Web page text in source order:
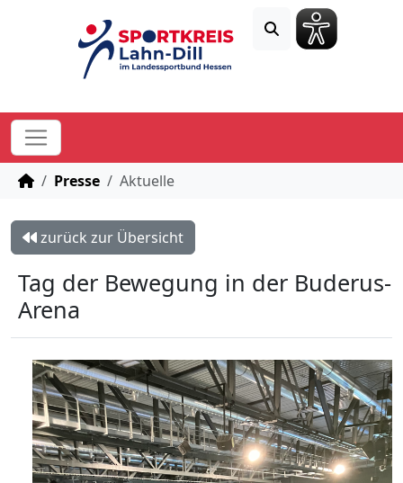
STARTSEITE
Presse Aktuelle
zurück zur Übersicht
Tag der Bewegung in der Buderus-
Arena